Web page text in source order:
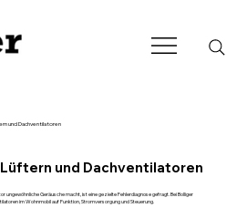
und Dachventilatoren
und Dachventilatoren
ungewöhnliche Geräusche macht, ist eine gezielte Fehlerdiagnose gefragt. Bei Bolliger
im Wohnmobil auf Funktion, Stromversorgung und Steuerung.